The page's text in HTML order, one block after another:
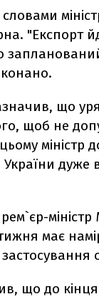
словами
"Експорт
що
щоб не
міністр
дуже
має
що до